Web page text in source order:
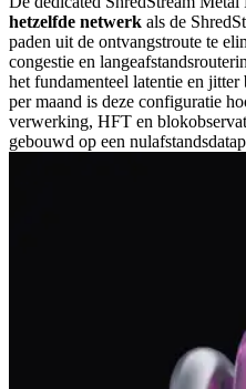
hetzelfde netwerk als de
paden uit de ontvangstroute te
congestie en
het fundamenteel latentie en
per maand is deze configuratie
verwerking, HFT en
gebouwd op een